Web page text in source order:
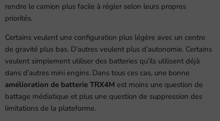
rendre le camion plus facile à régler selon leurs propres
priorités.
Certains veulent une configuration plus légère avec un centre
de gravité plus bas. D’autres veulent plus d’autonomie. Certains
veulent simplement utiliser des batteries qu’ils utilisent déjà
dans d’autres mini engins. Dans tous ces cas, une bonne
amélioration de batterie TRX4M est moins une question de
battage médiatique et plus une question de suppression des
limitations de la plateforme.